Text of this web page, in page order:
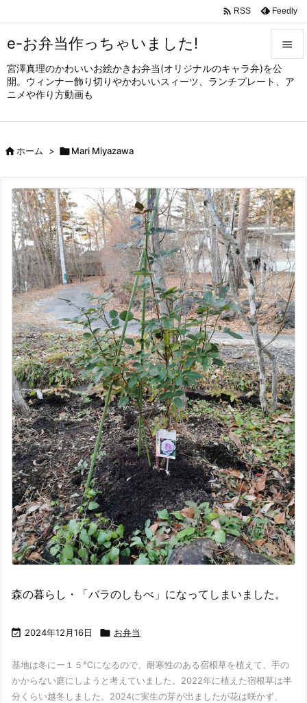
e-お弁当作っちゃいました!
宮澤真理のかわいいお絵かきお弁当(オリジナルのキャラ弁)を公
開。ウィンナー飾り切りやかわいいスィーツ、ランチプレート、ア
ニメや作り方動画も


メニュ
サイド

次へ

検索
 RSS Feedly
ホーム > Mari Miyazawa
森の暮らし・「バラのしもべ」になってしまいました。
 2024年12月16日  お弁当
基地は冬にー１５℃になるので、耐寒性のある宿根草を植えて、手の
かからない庭にしようと考えていました。2022年に植えた宿根草は半
分くらい越冬しました。2024に実生の芽が出ましたが花は咲かず、